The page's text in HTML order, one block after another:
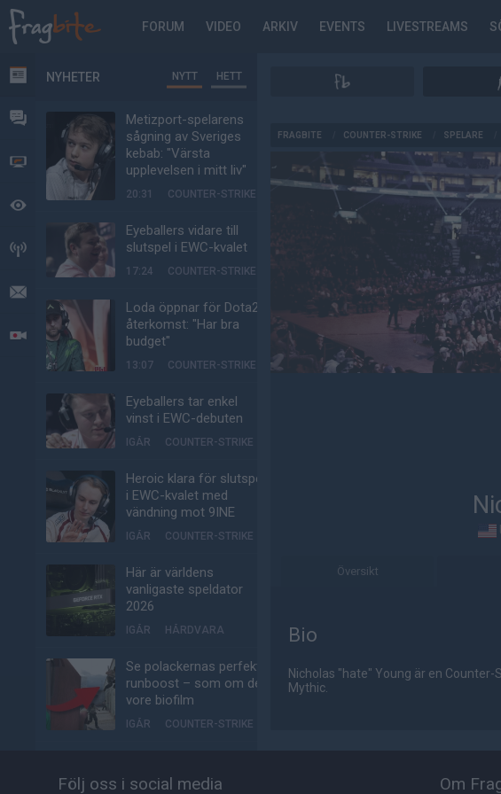
FORUM VIDEO ARKIV EVENTS LIVESTREAMS
NYHETER
VIDEO
HÄNDELSER
LIVESÄNDNINGAR
NYHETER NYTT HETT
Metizport-spelarens
sågning av Sveriges
kebab: "Värsta
upplevelsen i mitt liv"
20:31 COUNTER-STRIKE
Eyeballers vidare till
slutspel i EWC-kvalet
17:24 COUNTER-STRIKE
Loda öppnar för Dota2-
återkomst: "Har bra
budget"
13:07 COUNTER-STRIKE
Eyeballers tar enkel
vinst i EWC-debuten
IGÅR COUNTER-STRIKE
Heroic klara för slutspel
i EWC-kvalet med
vändning mot 9INE
IGÅR COUNTER-STRIKE
Här är världens
vanligaste speldator
2026
IGÅR HÅRDVARA
Se polackernas perfekta
runboost – som om det
vore biofilm
IGÅR COUNTER-STRIKE
hangarfartyg ska hålla
FRAGBITE COUNTER-STRIKE SPELARE
Översikt
Bio
Nicholas "hate" Young är en
Mythic.
Följ oss i social media Om